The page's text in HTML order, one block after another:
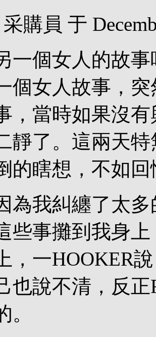
購員 于
一個女人的故
個女人故事，
，當時如果沒
靜了。這兩天特
的瞎想，不如
為我糾纏了太
些事攤到我身上
，一HOOKER
也說不清，反正